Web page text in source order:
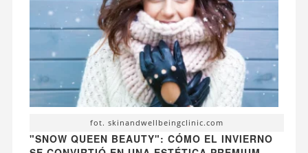
fot. skinandwellbeingclinic.com
"SNOW QUEEN BEAUTY": CÓMO EL INVIERNO